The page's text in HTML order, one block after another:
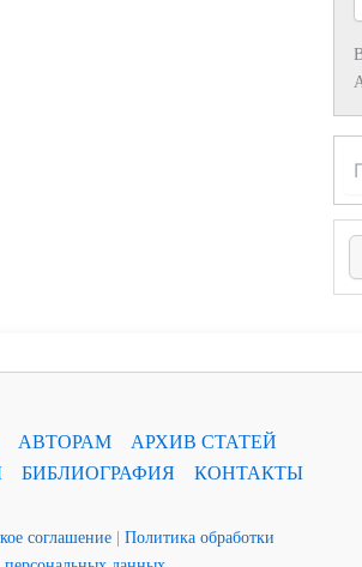
АВТОРАМ
АРХИВ СТАТЕЙ
БИБЛИОГРАФИЯ КОНТАКТЫ
соглашение | Политика обработки